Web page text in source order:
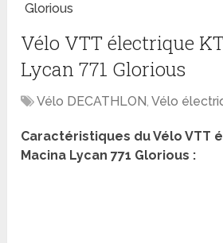
Glorious
Vélo VTT électrique
Lycan 771 Glorious
Vélo DECATHLON,Vélo
Caractéristiques du Vélo VTT
Macina Lycan 771 Glorious :